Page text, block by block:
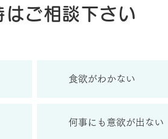
はご相談下さい
食欲がわかない
何事にも意欲が出ない